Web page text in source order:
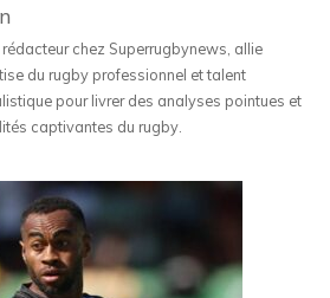
rédacteur chez Superrugbynews, allie
du rugby professionnel et talent
pour livrer des analyses pointues et
captivantes du rugby.